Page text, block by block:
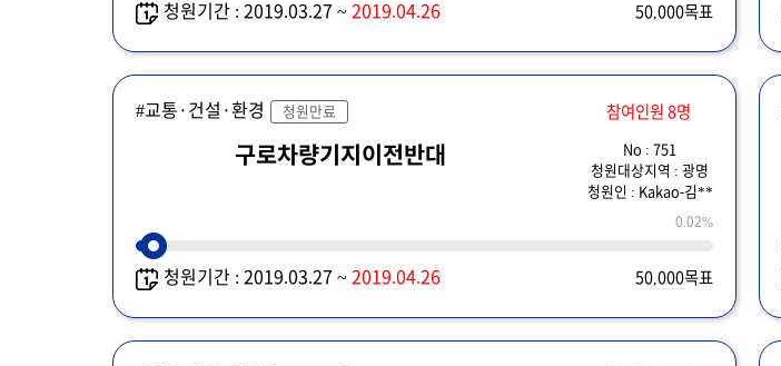
청원기간 : 2019.03.27 ~ 2019.04.26 50,000목표
#교통·건설·환경 청원만료 참여인원 8명
구로차량기지이전반대
No : 751
청원대상지역 : 광명
청원인 : Kakao-김**
0.02%
청원기간 : 2019.03.27 ~ 2019.04.26 50,000목표